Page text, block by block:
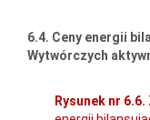
6.4. Ceny energii
Wytwórczych
Rysunek nr 6.6.